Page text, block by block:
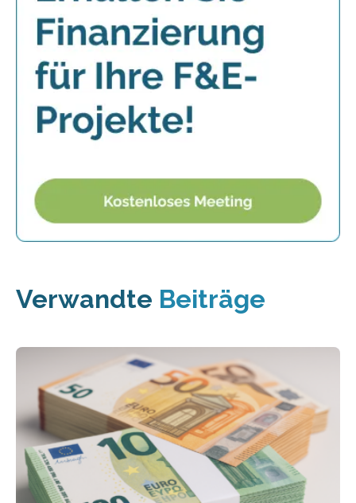
Verwandte Beiträge